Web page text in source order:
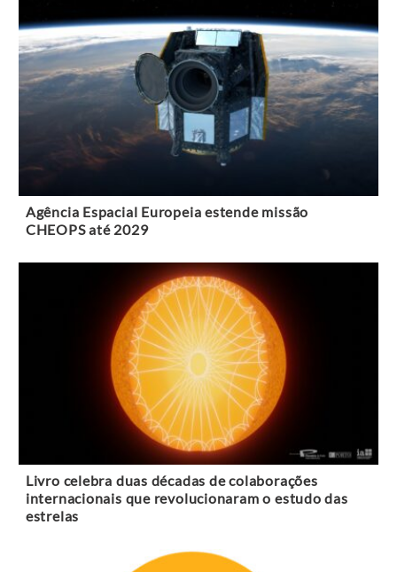
Agência Espacial Europeia estende missão
CHEOPS até 2029
Livro celebra duas décadas de colaborações
internacionais que revolucionaram o estudo das
estrelas